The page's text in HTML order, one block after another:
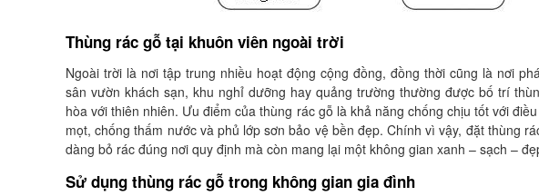
Thùng rác gỗ tại khuôn viên ngoài trời
Ngoài trời là nơi tập trung nhiều hoạt động cộng đồng, đồng thời cũng là nơi
sân vườn khách sạn, khu nghỉ dưỡng hay quảng trường thường được bố trí
hòa với thiên nhiên. Ưu điểm của thùng rác gỗ là khả năng chống chịu tốt với
mọt, chống thấm nước và phủ lớp sơn bảo vệ bền đẹp. Chính vì vậy, đặt thùng
dàng bỏ rác đúng nơi quy định mà còn mang lại một không gian xanh – sạch –
Sử dụng thùng rác gỗ trong không gian gia đình